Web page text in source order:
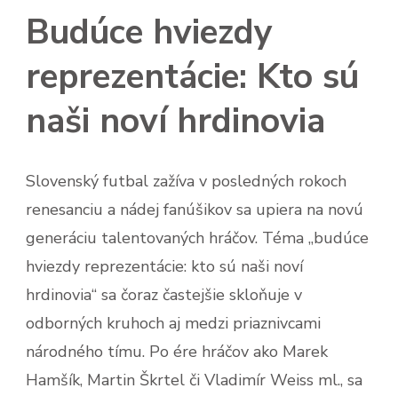
Budúce hviezdy
reprezentácie: Kto sú
naši noví hrdinovia
Slovenský futbal zažíva v posledných rokoch
renesanciu a nádej fanúšikov sa upiera na novú
generáciu talentovaných hráčov. Téma „budúce
hviezdy reprezentácie: kto sú naši noví
hrdinovia“ sa čoraz častejšie skloňuje v
odborných kruhoch aj medzi priaznivcami
národného tímu. Po ére hráčov ako Marek
Hamšík, Martin Škrtel či Vladimír Weiss ml., sa